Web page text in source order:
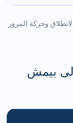
وحركة المرور
بيمش